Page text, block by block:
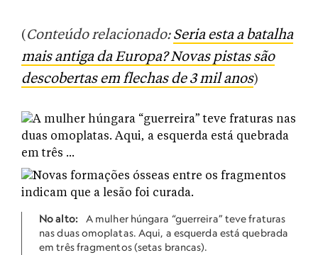
(Conteúdo relacionado:Seria esta a batalha
mais antiga da Europa? Novas pistas são
descobertas em flechas de 3 mil anos)
No alto:
A mulher húngara “guerreira” teve fraturas
nas duas omoplatas. Aqui, a esquerda está quebrada
em três fragmentos (setas brancas).